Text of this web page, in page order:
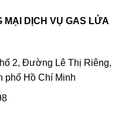
MẠI DỊCH VỤ GAS LỬA
2, Đường Lê Thị Riêng,
phố Hồ Chí Minh